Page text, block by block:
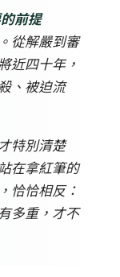
前提
從解嚴到審
近四十年，
、被迫流
特別清楚
在拿紅筆的
恰恰相反：
多重，才不